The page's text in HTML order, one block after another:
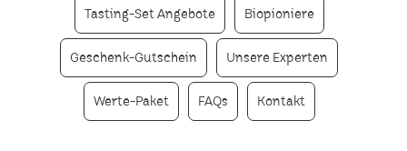
Tasting-Set Angebote Biopioniere
Geschenk-Gutschein Unsere Experten
Werte-Paket FAQs Kontakt